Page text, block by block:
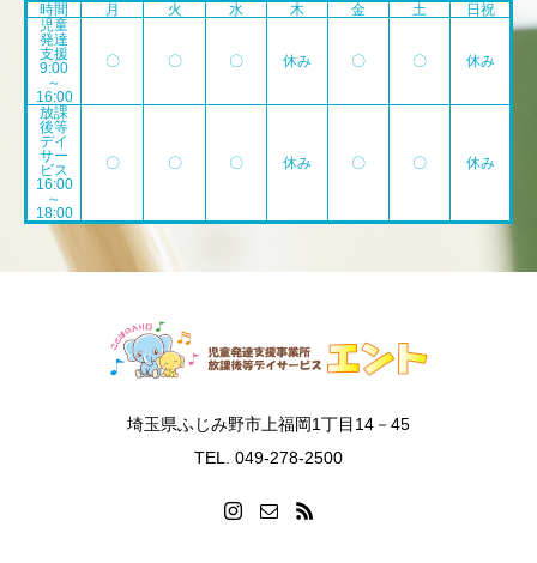
時間 月 火 水 木 金 土
日祝
児童
発達
支援
9:00
～
16:00
〇 〇 〇 休み 〇 〇 休み
放課
後等
デイ
サー
ビス
16:00
～
18:00
〇 〇 〇 休み 〇 〇 休み
埼玉県ふじみ野市上福岡1丁目14－45
TEL. 049-278-2500